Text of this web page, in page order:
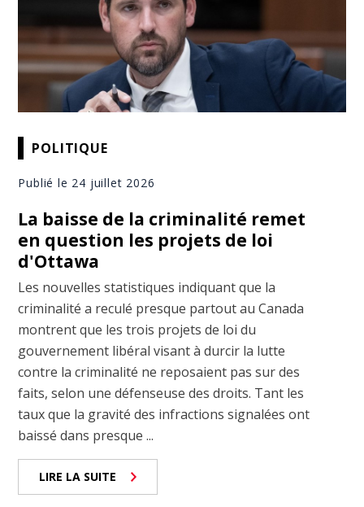
POLITIQUE
Publié le 24 juillet 2026
La baisse de la criminalité remet
en question les projets de loi
d'Ottawa
Les nouvelles statistiques indiquant que la
criminalité a reculé presque partout au Canada
montrent que les trois projets de loi du
gouvernement libéral visant à durcir la lutte
contre la criminalité ne reposaient pas sur des
faits, selon une défenseuse des droits. Tant les
taux que la gravité des infractions signalées ont
baissé dans presque ...
LIRE LA SUITE